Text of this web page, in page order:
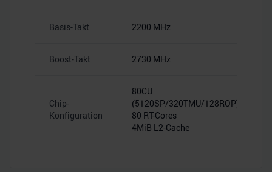
Basis-Takt 2200 MHz
Boost-Takt 2730 MHz
Chip-
Konfiguration
80CU
(5120SP/320TMU/128ROP)
80 RT-Cores
4MiB L2-Cache